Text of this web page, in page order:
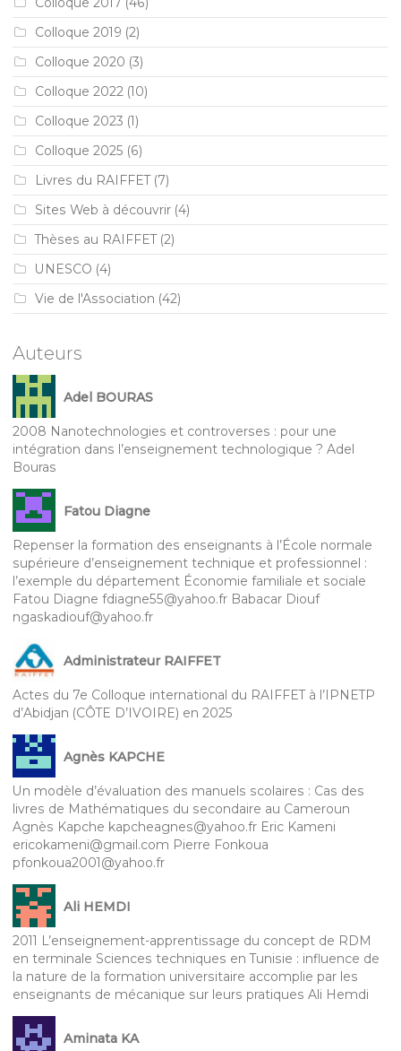
Colloque 2019 (2)
Colloque 2020 (3)
Colloque 2022 (10)
Colloque 2023 (1)
Colloque 2025 (6)
Livres du RAIFFET(7)
Sites Web à découvrir (4)
Thèses au RAIFFET(2)
UNESCO (4)
Vie de l'Association (42)
Auteurs
Adel BOURAS
2008 Nanotechnologies et controverses : pour une
intégration dans l’enseignement technologique ? Adel
Bouras
Fatou Diagne
Repenser la formation des enseignants à l’École normale
supérieure d’enseignement technique et professionnel :
l’exemple du département Économie familiale et sociale
Fatou Diagne fdiagne55@yahoo.fr Babacar Diouf
ngaskadiouf@yahoo.fr
Administrateur RAIFFET
Actes du 7e Colloque international du RAIFFET à l’IPNETP
d’Abidjan (CÔTE D’IVOIRE) en 2025
Agnès KAPCHE
Un modèle d’évaluation des manuels scolaires : Cas des
livres de Mathématiques du secondaire au Cameroun
Agnès Kapche kapcheagnes@yahoo.fr Eric Kameni
ericokameni@gmail.com Pierre Fonkoua
pfonkoua2001@yahoo.fr
Ali HEMDI
2011 L’enseignement-apprentissage du concept de RDM
en terminale Sciences techniques en Tunisie : influence de
la nature de la formation universitaire accomplie par les
enseignants de mécanique sur leurs pratiques Ali Hemdi
Aminata KA